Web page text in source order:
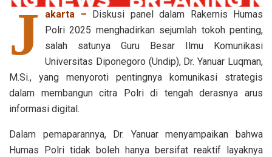
J akarta – Diskusi panel dalam Rakernis Humas
Polri 2025 menghadirkan sejumlah tokoh penting,
salah satunya Guru Besar Ilmu Komunikasi
Universitas Diponegoro (Undip), Dr. Yanuar Luqman,
M.Si., yang menyoroti pentingnya komunikasi strategis
dalam membangun citra Polri di tengah derasnya arus
informasi digital.
Dalam pemaparannya, Dr. Yanuar menyampaikan bahwa
Humas Polri tidak boleh hanya bersifat reaktif layaknya